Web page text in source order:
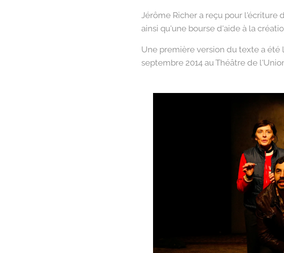
Jérôme Richer a reçu pour l'écriture
ainsi qu'une bourse d'aide à la
Une première version du texte a été
septembre 2014 au Théâtre de